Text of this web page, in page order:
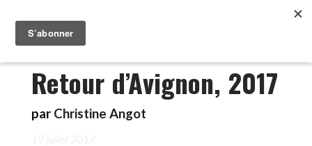
Retour d’Avignon, 2017
par Christine Angot
19 juillet 2017